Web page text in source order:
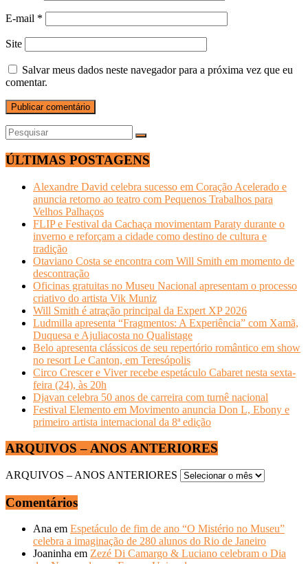
E-mail *
Site
Salvar meus dados neste navegador para a próxima vez que eu
comentar.
ÚLTIMAS POSTAGENS
Alexandre David celebra sucesso em Coração Acelerado e
anuncia retorno ao teatro com Pequenos Trabalhos para
Velhos Palhaços
FLIP e Festival da Cachaça movimentam Paraty durante o
inverno e reforçam a cidade como destino de cultura e
tradição
Otaviano Costa se encontra com Will Smith em momento de
descontração
Oficinas gratuitas no Museu Nacional apresentam o processo
criativo do artista Vik Muniz
Will Smith é atração principal da Expert XP 2026
Ludmilla apresenta “Fragmentos: A Experiência” com Xamã,
Duquesa e Ajuliacosta no Qualistage
Belo apresenta clássicos de seu repertório romântico em show
no resort Le Canton, em Teresópolis
Circo Crescer e Viver recebe espetáculo Cabaret nesta sexta-
feira (24), às 20h
Djavan celebra 50 anos de carreira com turnê nacional
Festival Elemento em Movimento anuncia Don L, Ebony e
primeiro artista internacional da 8ª edição
ARQUIVOS – ANOS ANTERIORES
ARQUIVOS – ANOS ANTERIORES
Comentários
Ana em Espetáculo de fim de ano “O Mistério no Museu”
celebra a imaginação de 280 alunos do Rio de Janeiro
Joaninha em Zezé Di Camargo & Luciano celebram o Dia